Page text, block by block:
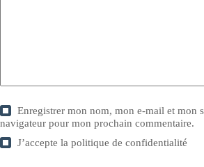
Enregistrer mon nom, mon e-mail et mon
navigateur pour mon prochain commentaire.
J’accepte lapolitique de confidentialité